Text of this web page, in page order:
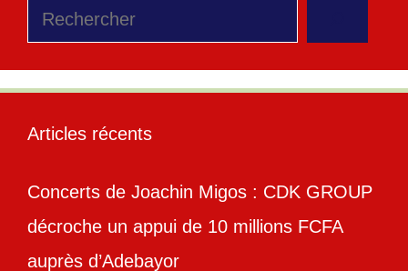
Rechercher
Articles récents
Concerts de Joachin Migos : CDK GROUP
décroche un appui de 10 millions FCFA
auprès d’Adebayor